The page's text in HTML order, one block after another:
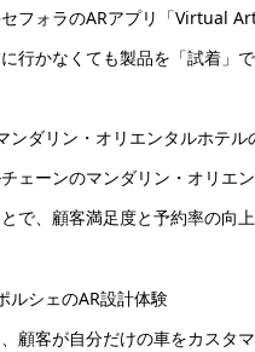
フォラのARアプリ「Virtual
行かなくても製品を「試着」
ンダリン・オリエンタルホテル
ェーンのマンダリン・オリエ
で、顧客満足度と予約率の向上
ルシェのAR設計体験
顧客が自分だけの車をカスタ